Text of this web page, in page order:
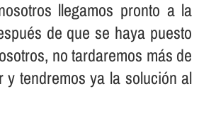
llegamos pronto a la
de que se haya puesto
no tardaremos más de
y tendremos ya la solución al